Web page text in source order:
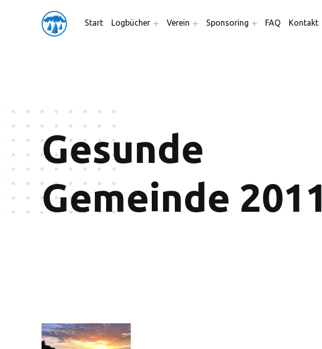
friedensflotte salzburg
Friedensflotte Salzburg Start Logbücher Verein Sponsoring FAQ Kontakt
Gesunde
Gemeinde 2011